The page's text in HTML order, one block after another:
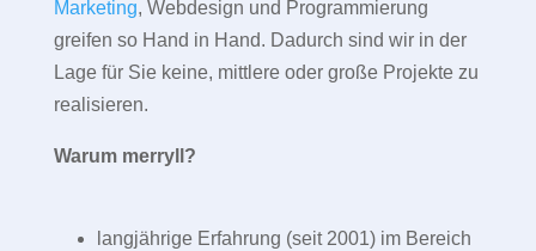
Marketing, Webdesign und Programmierung
greifen so Hand in Hand. Dadurch sind wir in der
Lage für Sie keine, mittlere oder große Projekte zu
realisieren.
Warum merryll?
langjährige Erfahrung (seit 2001) im Bereich